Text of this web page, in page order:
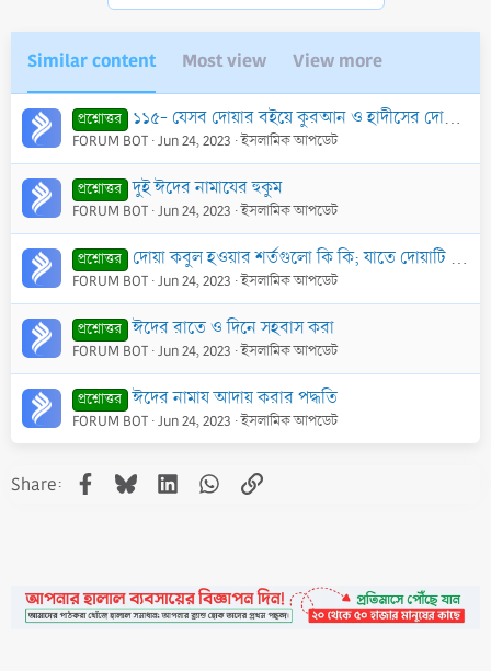
Similar content Most view View more
প্রশ্নোত্তর ১১৫- যেসব দোয়ার বইয়ে কুরআন ও হাদীসের দোয়া আছে ঐসব দোয়া কি হায়েজ অবস্থায় মহিলারা আরাফার মাঠে পড়তে পারবে?
FORUM BOT Jun 24, 2023 ইসলামিক আপডেট
প্রশ্নোত্তর দুই ঈদের নামাযের হুকুম
FORUM BOT Jun 24, 2023 ইসলামিক আপডেট
প্রশ্নোত্তর দোয়া কবুল হওয়ার শর্তগুলো কি কি; যাতে দোয়াটি আল্লাহ্‌র কাছে কবুল হয়
FORUM BOT Jun 24, 2023 ইসলামিক আপডেট
প্রশ্নোত্তর ঈদের রাতে ও দিনে সহবাস করা
FORUM BOT Jun 24, 2023 ইসলামিক আপডেট
প্রশ্নোত্তর ঈদের নামায আদায় করার পদ্ধতি
FORUM BOT Jun 24, 2023 ইসলামিক আপডেট
Share: Facebook
BlueskyLinkedInWhatsApp
Link